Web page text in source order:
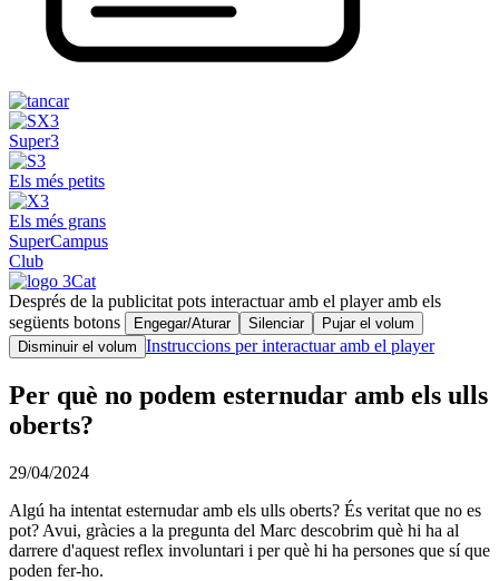
Super3
Els més petits
Els més grans
SuperCampus
Club
Després de la publicitat pots interactuar amb el player amb els
següents botons
Engegar/Aturar Silenciar
Pujar el volum
Disminuir el volum Instruccions per interactuar amb el player
Per què no podem esternudar amb els ulls
oberts?
29/04/2024
Algú ha intentat esternudar amb els ulls oberts? És veritat que no es
pot? Avui, gràcies a la pregunta del Marc descobrim què hi ha al
darrere d'aquest reflex involuntari i per què hi ha persones que sí que
poden fer-ho.